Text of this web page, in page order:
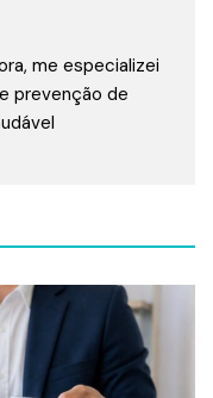
me especializei
prevenção de